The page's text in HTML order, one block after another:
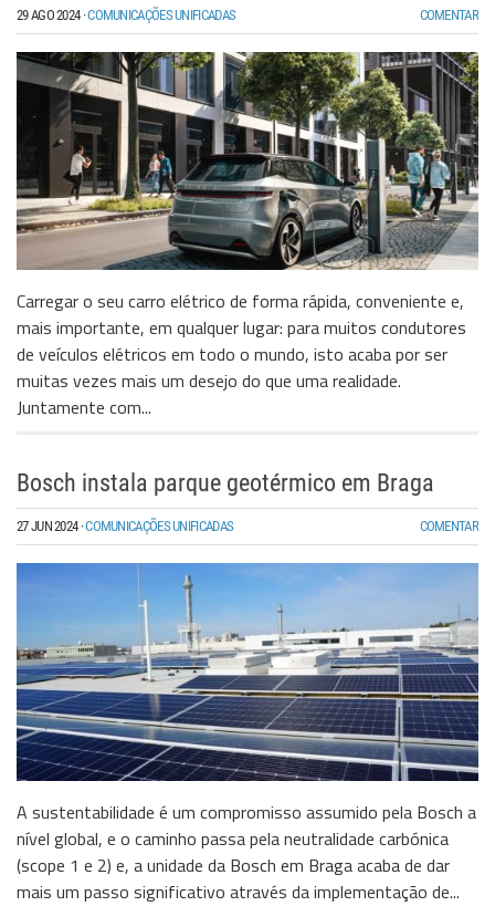
29 AGO 2024·COMUNICAÇÕES UNIFICADAS COMENTAR
Carregar o seu carro elétrico de forma rápida, conveniente e,
mais importante, em qualquer lugar: para muitos condutores
de veículos elétricos em todo o mundo, isto acaba por ser
muitas vezes mais um desejo do que uma realidade.
Juntamente com...
Bosch instala parque geotérmico em Braga
27 JUN 2024·COMUNICAÇÕES UNIFICADAS COMENTAR
A sustentabilidade é um compromisso assumido pela Bosch a
nível global, e o caminho passa pela neutralidade carbónica
(scope 1 e 2) e, a unidade da Bosch em Braga acaba de dar
mais um passo significativo através da implementação de...